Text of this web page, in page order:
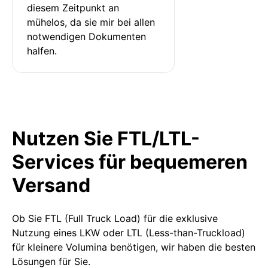
diesem Zeitpunkt an
mühelos, da sie mir bei allen
notwendigen Dokumenten
halfen.
Nutzen Sie FTL/LTL-
Services für bequemeren
Versand
Ob Sie FTL (Full Truck Load) für die exklusive
Nutzung eines LKW oder LTL (Less-than-Truckload)
für kleinere Volumina benötigen, wir haben die besten
Lösungen für Sie.